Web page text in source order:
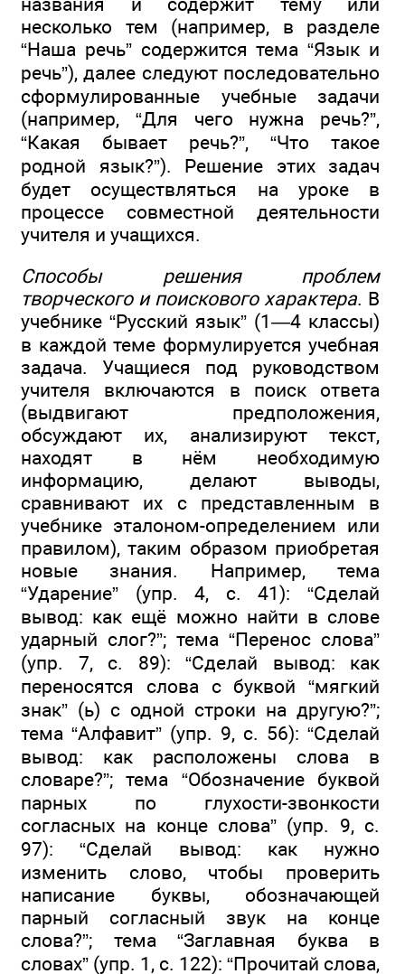
несколько тем (например, в разделе
“Наша речь” содержится тема “Язык и
речь”), далее следуют последовательно
сформулированные учебные задачи
(например, “Для чего нужна речь?”,
“Какая бывает речь?”, “Что такое
родной язык?”). Решение этих задач
будет осуществляться на уроке в
процессе совместной деятельности
учителя и учащихся.
Способы решения проблем
творческого и поискового характера. В
учебнике “Русский язык” (1—4 классы)
в каждой теме формулируется учебная
задача. Учащиеся под руководством
учителя включаются в поиск ответа
(выдвигают предположения,
обсуждают их, анализируют текст,
находят в нём необходимую
информацию, делают выводы,
сравнивают их с представленным в
учебнике эталоном-определением или
правилом), таким образом приобретая
новые знания. Например, тема
“Ударение” (упр. 4, с. 41): “Сделай
вывод: как ещё можно найти в слове
ударный слог?”; тема “Перенос слова”
(упр. 7, с. 89): “Сделай вывод: как
переносятся слова с буквой “мягкий
знак” (ь) с одной строки на другую?”;
тема “Алфавит” (упр. 9, с. 56): “Сделай
вывод: как расположены слова в
словаре?”; тема “Обозначение буквой
парных по глухости-звонкости
согласных на конце слова” (упр. 9, с.
97): “Сделай вывод: как нужно
изменить слово, чтобы проверить
написание буквы, обозначающей
парный согласный звук на конце
слова?”; тема “Заглавная буква в
словах” (упр. 1, с. 122): “Прочитай слова,